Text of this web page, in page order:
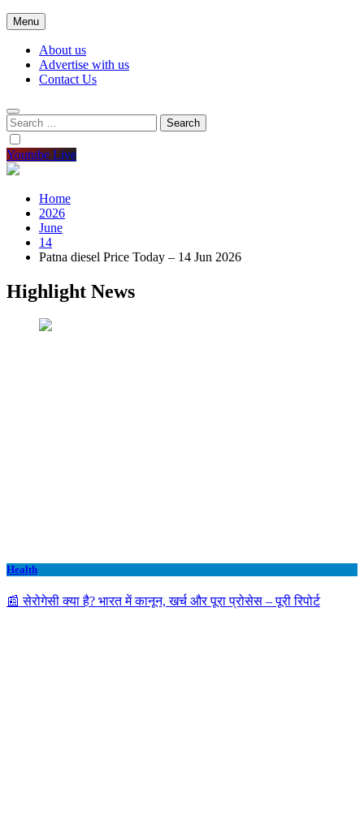
Menu
About us
Advertise with us
Contact Us
Search
for:
Youtube Live
Home
2026
June
14
Patna diesel Price Today – 14 Jun 2026
Highlight News
Health
📰 सेरोगेसी क्या है? भारत में कानून, खर्च और पूरा प्रोसेस – पूरी रिपोर्ट